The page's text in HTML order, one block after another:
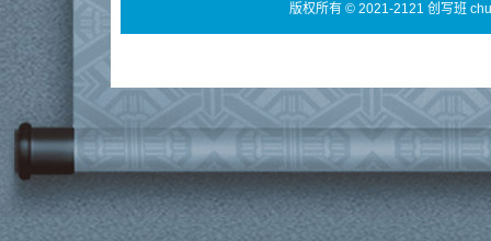
版权所有 © 2021-2121 创写班